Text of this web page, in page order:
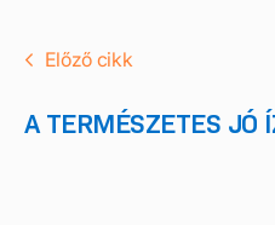
Előző cikk
A TERMÉSZETES JÓ